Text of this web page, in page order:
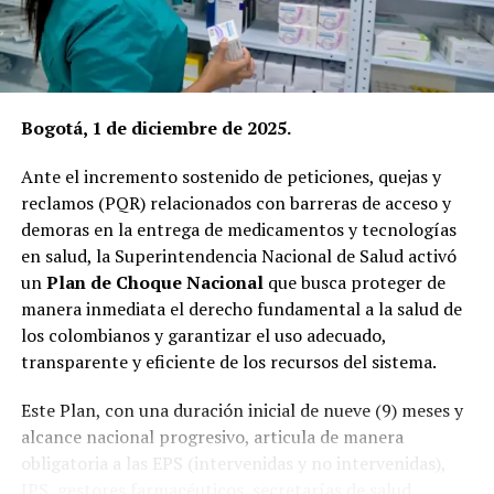
UP NEXT
Política integral del hábitat en Colombia
DON'T MISS
Estas contribuciones, que incluyen kits de alimentos no
perecederos, elementos de aseo, colchonetas, frazadas y
dos motobombas, fueron aportadas en conjunto por
Ecopetrol, Refinería de Cartagena SAS y la Fundación
Además, Ocensa y Hocol, filiales del Grupo Ecopetrol,
dispusieron de maquinaria amarilla para la remoción de
escombros en zonas de derrumbe y facilitaron el
transporte aéreo de las ayudas humanitarias.
Esta gestión obedece a la activación de un esquema de
atención que se articula junto con las gobernaciones y
Bogotá, 1 de diciembre de 2025.
Ante el incremento sostenido de peticiones, quejas y
reclamos (PQR) relacionados con barreras de acceso y
demoras en la entrega de medicamentos y tecnologías
en salud, la Superintendencia Nacional de Salud activó
unPlan de Choque Nacionalque busca proteger de
manera inmediata el derecho fundamental a la salud de
los colombianos y garantizar el uso adecuado,
transparente y eficiente de los recursos del sistema.
Este Plan, con una duración inicial de nueve (9) meses y
alcance nacional progresivo, articula de manera
obligatoria a las EPS (intervenidas y no intervenidas),